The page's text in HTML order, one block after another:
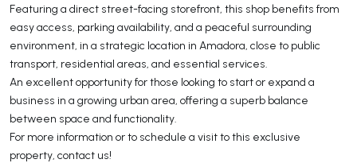
Featuring a direct street-facing storefront, this shop benefits from
easy access, parking availability, and a peaceful surrounding
environment, in a strategic location in Amadora, close to public
transport, residential areas, and essential services.
An excellent opportunity for those looking to start or expand a
business in a growing urban area, offering a superb balance
between space and functionality.
For more information or to schedule a visit to this exclusive
property, contact us!